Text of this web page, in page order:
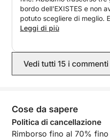
Interni
Cucina, acqua calda,
CD, TV, addolcitore
12 volt, presa 220 volt,
bordo dell'EXISTES e non
potuto scegliere di meglio.
nostra prima volta in barca a
spiegato tutto con chiarezza,
infondendoci fiducia e
dell'itinerario è stata
barca era perfettamente
con tutto il necessario. Non
rimasto altro che rilassarci
Leggi di più
Vedi tutti 15 i commenti
Cose da sapere
Politica di cancellazione
Rimborso fino al 70%